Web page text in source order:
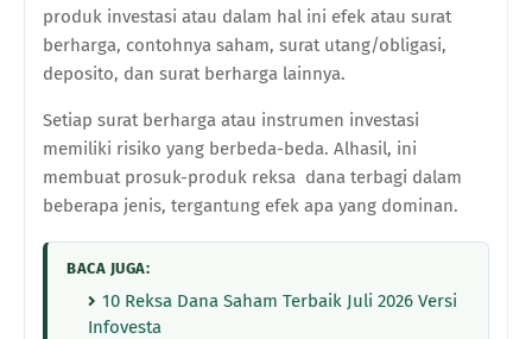
produk investasi atau dalam hal ini efek atau surat
berharga, contohnya saham, surat utang/obligasi,
deposito, dan surat berharga lainnya.
Setiap surat berharga atau instrumen investasi
memiliki risiko yang berbeda-beda. Alhasil, ini
membuat prosuk-produk reksa dana terbagi dalam
beberapa jenis, tergantung efek apa yang dominan.
BACA JUGA:
10 Reksa Dana Saham Terbaik Juli 2026 Versi
Infovesta